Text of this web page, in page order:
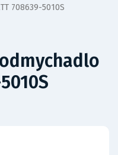
708639-5010S